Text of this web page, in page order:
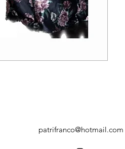
patrifranco@hotmail.com